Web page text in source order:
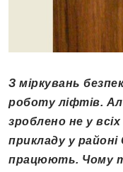
З міркувань
роботу ліфтів.
зроблено не у
прикладу у районі
працюють. Чому